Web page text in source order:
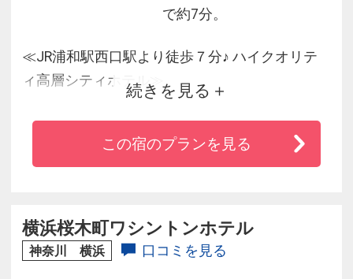
で約7分。
≪JR浦和駅西口駅より徒歩７分♪ ハイクオリテ
ィ高層シティホテル≫
☆全室Wi-fi接続無料♪
☆196室の客室と8つのレストランあり♪
☆埼玉スーパーアリーナ・鉄道博物館・埼玉ス
県庁も徒歩圏内♪
☆話題のエアウィーヴマットレス導入のお部屋
続きを見る
この宿のプランを見る
横浜桜木町ワシントンホテル
神奈川 横浜 口コミを見る